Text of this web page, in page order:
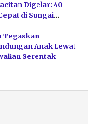
Digelar: 40
di Sungai
Tegaskan
Anak Lewat
Serentak